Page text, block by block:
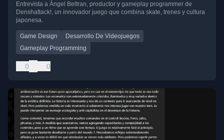
Entrevista a Àngel Beltran, productor y gameplay programmer de
Denshattack!, un innovador juego que combina skate, trenes y cultura
japonesa.
Game Design
Desarrollo De Videojuegos
Gameplay Programming
0 0